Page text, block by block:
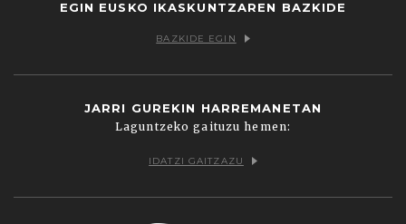
EGIN EUSKO IKASKUNTZAREN BAZKIDE
BAZKIDE EGIN
JARRI GUREKIN HARREMANETAN
Laguntzeko gaituzu hemen:
IDATZI GAITZAZU